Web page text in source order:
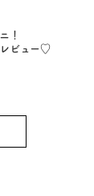
！
ビュー♡